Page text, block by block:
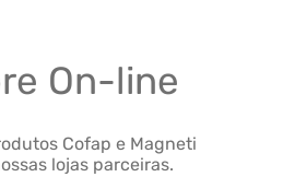
On-line
Cofap e Magneti
lojas parceiras.